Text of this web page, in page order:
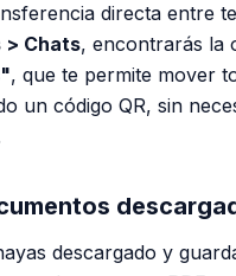
directa entre
> Chats, encontrarás la
, que te permite mover
un código QR, sin
descargado y